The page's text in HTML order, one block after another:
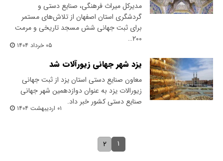
مدیرکل میراث‌ فرهنگی، صنایع‌ دستی و
گردشگری استان اصفهان از تلاش‌های مستمر
برای ثبت جهانی شش مسجد تاریخی و مرمت
۲۰۰…
۰۵ خرداد ۱۴۰۴
یزد شهر جهانی زیورآلات شد
معاون صنایع دستی استان یزد از ثبت جهانی
زیورالات یزد به عنوان دوازدهمین شهر جهانی
صنایع دستی کشور خبر داد.
۰۱ اردیبهشت ۱۴۰۴
۱ ۲